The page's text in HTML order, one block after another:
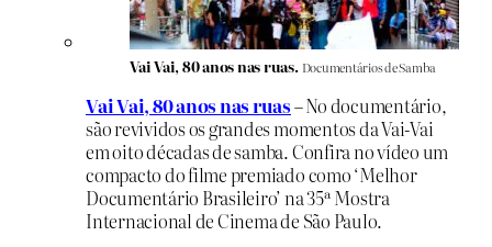
Vai Vai, 80 anos nas ruas. Documentários de Samba
Vai Vai, 80 anos nas ruas– No documentário,
são revividos os grandes momentos da Vai-Vai
em oito décadas de samba. Confira no vídeo um
compacto do filme premiado como ‘Melhor
Documentário Brasileiro’ na 35ª Mostra
Internacional de Cinema de São Paulo.